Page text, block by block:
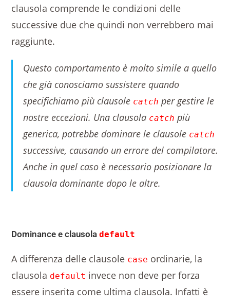
clausola comprende le condizioni delle
successive due che quindi non verrebbero mai
raggiunte.
Questo comportamento è molto simile a quello
che già conosciamo sussistere quando
specifichiamo più clausole catch per gestire le
nostre eccezioni. Una clausola catch più
generica, potrebbe dominare le clausole catch
successive, causando un errore del compilatore.
Anche in quel caso è necessario posizionare la
clausola dominante dopo le altre.
Dominance e clausoladefault
A differenza delle clausole case ordinarie, la
clausola default invece non deve per forza
essere inserita come ultima clausola. Infatti è